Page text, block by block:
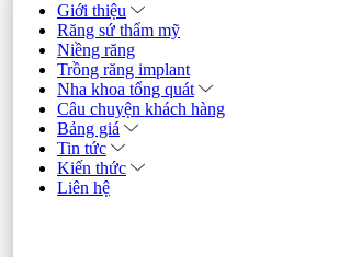
Giới thiệu
Răng sứ thẩm mỹ
Niềng răng
Trồng răng implant
Nha khoa tổng quát
Câu chuyện khách hàng
Bảng giá
Tin tức
Kiến thức
Liên hệ